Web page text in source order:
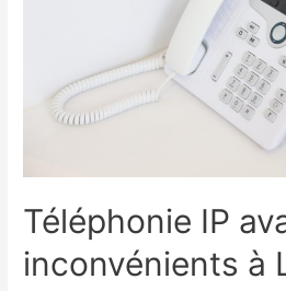
Lausanne
Téléphonie IP
inconvénients à